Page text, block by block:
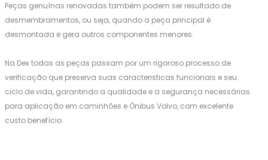
Peças genuínas renovadas também podem ser resultado de
desmembramentos, ou seja, quando a peça principal é
desmontada e gera outros componentes menores.
Na Dex todas as peças passam por um rigoroso processo de
verificação que preserva suas caracteristicas funcionais e seu
ciclo de vida, garantindo a qualidade e a segurança necessárias
para aplicação em caminhões e Ônibus Volvo, com excelente
custo benefício.